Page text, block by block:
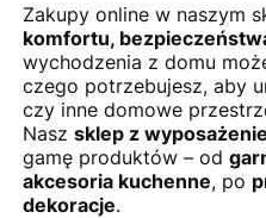
Zakupy online w naszym
komfortu,
wychodzenia z domu
czego potrzebujesz, aby
czy inne domowe
Nasz sklep z
gamę produktów – od
akcesoria kuchenne, po
dekoracje.